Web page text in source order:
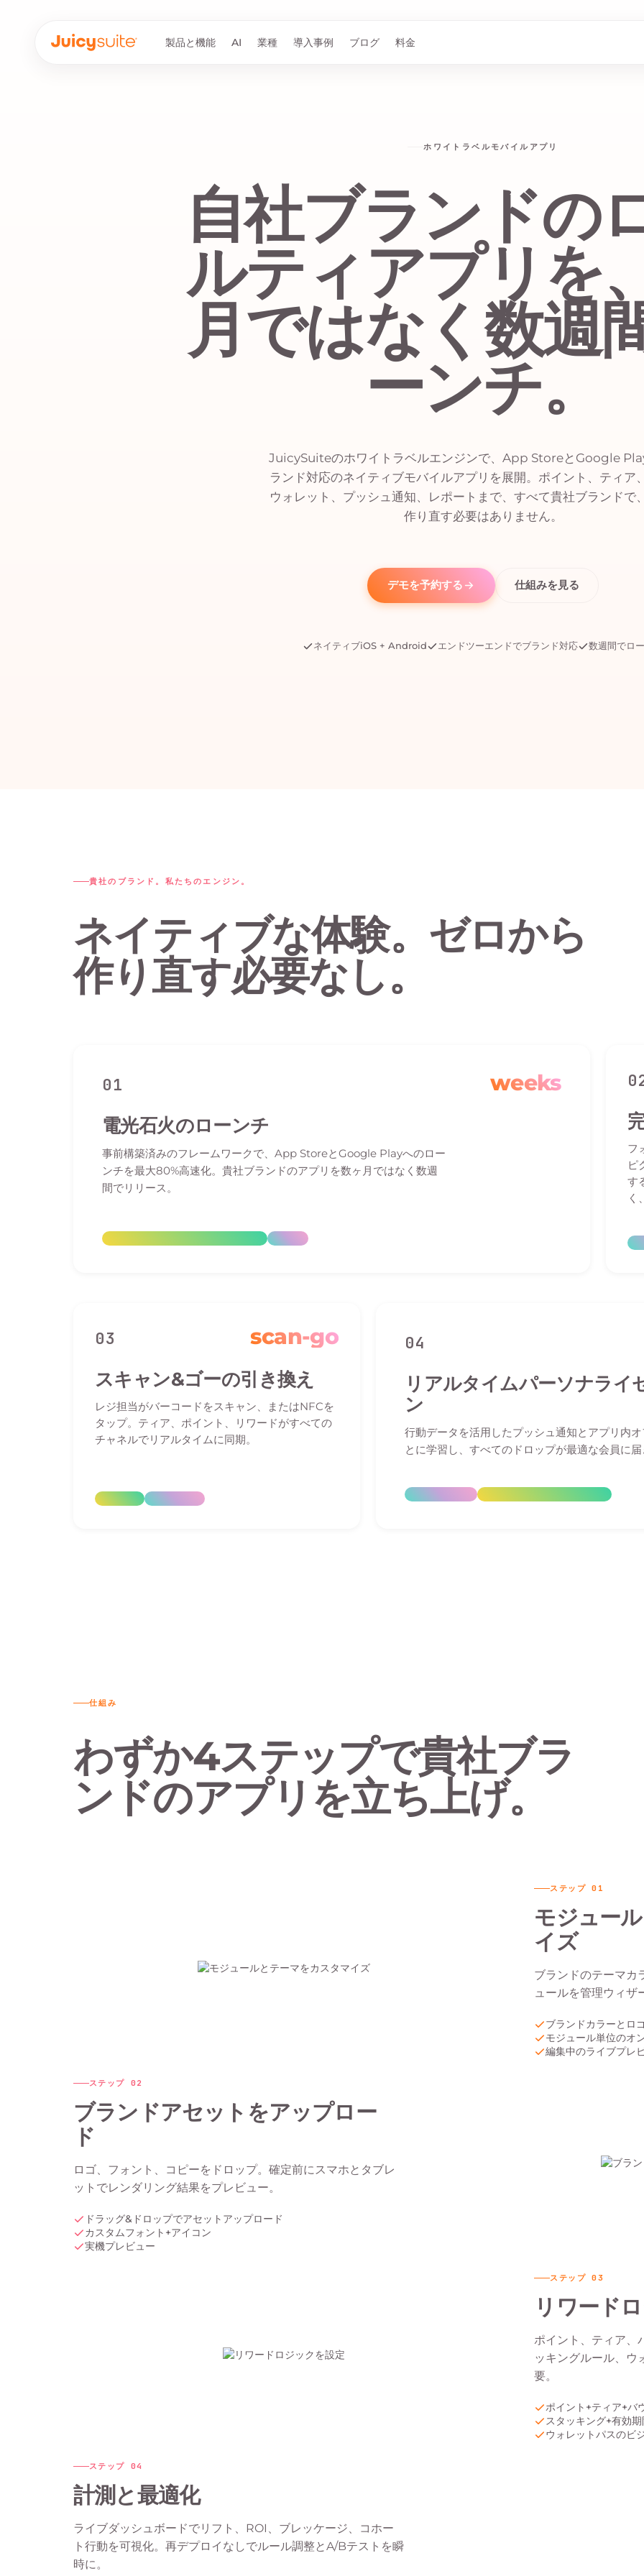
製品と機能 AI 業種 導入事例 ブログ 料金
ホワイトラベルモバイルアプリ
自社ブランドの
ルティアプリを
月ではなく数週
ーンチ。
JuicySuiteのホワイトラベルエンジンで、App StoreとGoogle
ランド対応のネイティブモバイルアプリを展開。ポイント、ティア
ウォレット、プッシュ通知、レポートまで、すべて貴社ブランドで
作り直す必要はありません。
デモを予約する 仕組みを見る
ネイティブiOS + Android エンドツーエンドでブランド対応 数週間でロ
貴社のブランド。私たちのエンジン。
ネイティブな体験。ゼロから
作り直す必要なし。
01 weeks
電光石火のローンチ
事前構築済みのフレームワークで、App StoreとGoogle Playへのロー
ンチを最大80%高速化。貴社ブランドのアプリを数ヶ月ではなく数週
間でリリース。
フ
ピ
す
く
03 scan-go
スキャン&ゴーの引き換え
レジ担当がバーコードをスキャン、またはNFCを
タップ。ティア、ポイント、リワードがすべての
チャネルでリアルタイムに同期。
04
リアルタイムパーソナライ
ン
行動データを活用したプッシュ通知とアプリ内
とに学習し、すべてのドロップが最適な会員に
仕組み
わずか4ステップで貴社ブラ
ンドのアプリを立ち上げ。
ステップ01
モジュー
イズ
ブランドのテーマカ
ュールを管理ウィザ
ブランドカラーとロ
モジュール単位のオ
編集中のライブプレ
ステップ 02
ブランドアセットをアップロー
ド
ロゴ、フォント、コピーをドロップ。確定前にスマホとタブレ
ットでレンダリング結果をプレビュー。
ドラッグ&ドロップでアセットアップロード
カスタムフォント+アイコン
実機プレビュー
ステップ03
リワード
ポイント、ティア、
ッキングルール、ウ
要。
ポイント+ティア+バ
スタッキング+有効
ウォレットパスのビ
ステップ 04
計測と最適化
ライブダッシュボードでリフト、ROI、ブレッケージ、コホー
ト行動を可視化。再デプロイなしでルール調整とA/Bテストを瞬
時に。